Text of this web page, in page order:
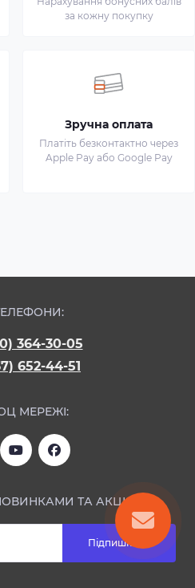
за кожну покупку
Зручна оплата
Платіть безконтактно через
Apple Pay або Google Pay
364-30-05
652-44-51
МЕРЕЖІ:
ТА АКЦІЯМИ:
Підпишіться